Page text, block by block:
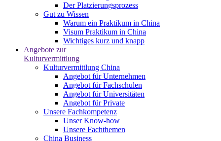
Der Platzierungsprozess
Gut zu Wissen
Warum ein Praktikum in China
Visum Praktikum in China
Wichtiges kurz und knapp
Angebote zur
Kulturvermittlung
Kulturvermittlung China
Angebot für Unternehmen
Angebot für Fachschulen
Angebot für Universitäten
Angebot für Private
Unsere Fachkompetenz
Unser Know-how
Unsere Fachthemen
China Business